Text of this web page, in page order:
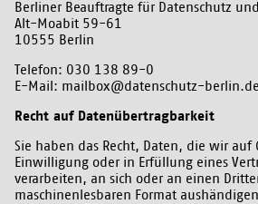
Berliner Beauftragte für Datenschutz
Alt-Moabit 59-61
10555 Berlin
Telefon: 030 138 89-0
E-Mail: mailbox@datenschutz-berlin.de
Recht auf Datenübertragbarkeit
Sie haben das Recht, Daten, die wir auf
Einwilligung oder in Erfüllung eines
verarbeiten, an sich oder an einen
maschinenlesbaren Format